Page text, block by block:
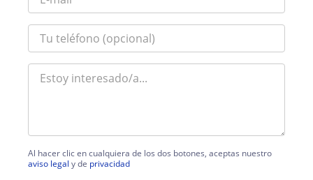
Al hacer clic en cualquiera de los dos botones, aceptas nuestro
aviso legal y de privacidad